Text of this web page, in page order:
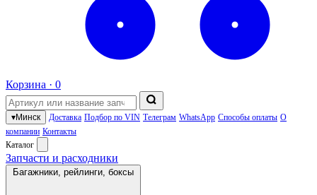
Корзина · 0
▾Минск Доставка Подбор по VIN Телеграм WhatsApp Способы оплаты О
компании Контакты
Каталог
Запчасти и расходники
Багажники, рейлинги, боксы